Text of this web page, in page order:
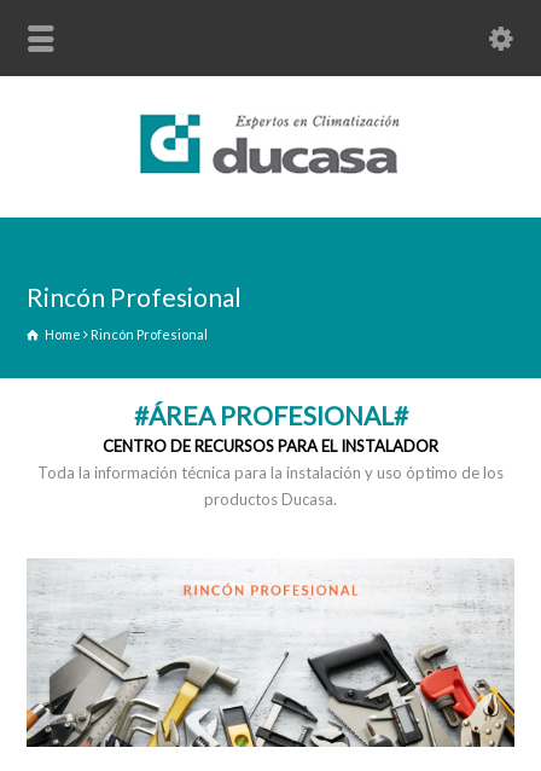
Rincón Profesional
Home Rincón Profesional
#ÁREA PROFESIONAL#
CENTRO DE RECURSOS PARA EL INSTALADOR
Toda la información técnica para la instalación y uso óptimo de los
productos Ducasa.